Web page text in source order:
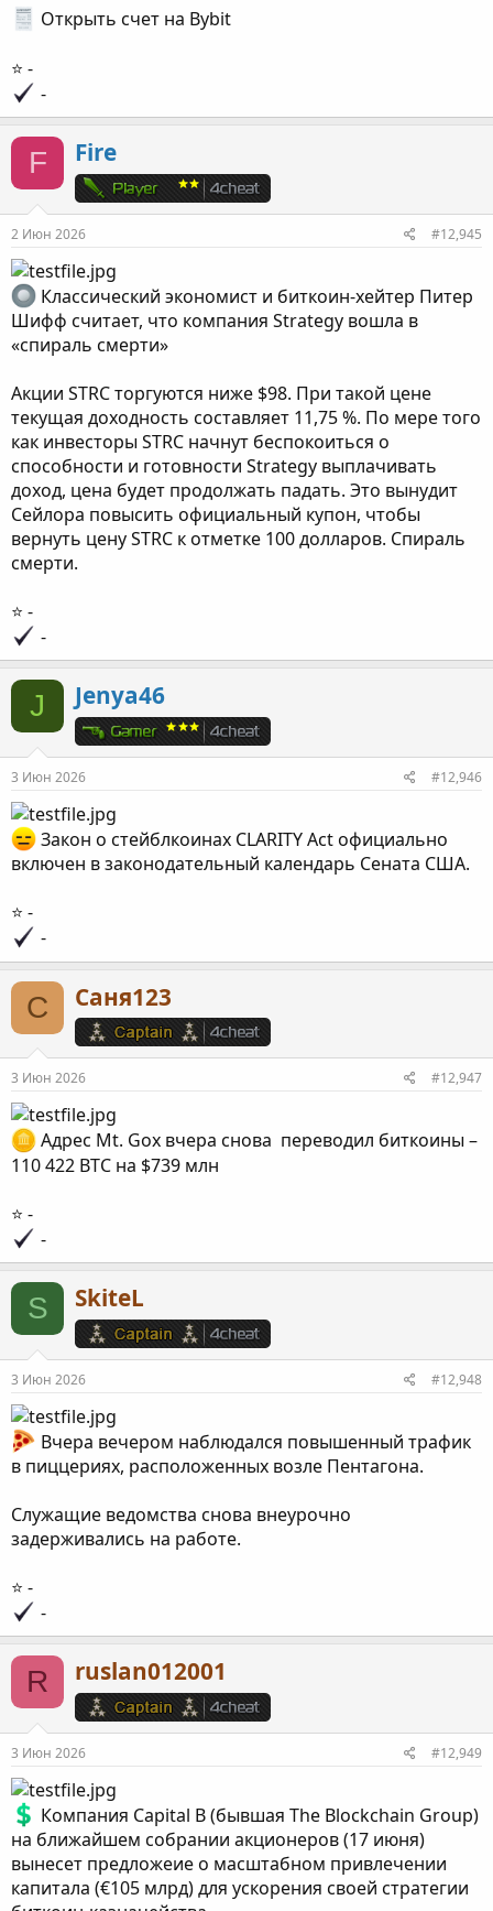
Открыть счет на Bybit
⭐️ -
-
F Fire
2 Июн 2026 #12,945
Классический экономист и биткоин-хейтер Питер
Шифф считает, что компания Strategy вошла в
«спираль смерти»
Акции STRC торгуются ниже $98. При такой цене
текущая доходность составляет 11,75 %. По мере того
как инвесторы STRC начнут беспокоиться о
способности и готовности Strategy выплачивать
доход, цена будет продолжать падать. Это вынудит
Сейлора повысить официальный купон, чтобы
вернуть цену STRC к отметке 100 долларов. Спираль
смерти.
⭐️ -
-
J Jenya46
3 Июн 2026 #12,946
Закон о стейблкоинах CLARITY Act официально
включен в законодательный календарь Сената США.
⭐️ -
-
С Саня123
3 Июн 2026 #12,947
Адрес Mt. Gox вчера снова переводил биткоины –
110 422 BTC на $739 млн
⭐️ -
-
S SkiteL
3 Июн 2026 #12,948
Вчера вечером наблюдался повышенный трафик
в пиццериях, расположенных возле Пентагона.
Служащие ведомства снова внеурочно
задерживались на работе.
⭐️ -
-
R ruslan012001
3 Июн 2026 #12,949
Компания Capital B (бывшая The Blockchain Group)
на ближайшем собрании акционеров (17 июня)
вынесет предложеие о масштабном привлечении
капитала (€105 млрд) для ускорения своей стратегии